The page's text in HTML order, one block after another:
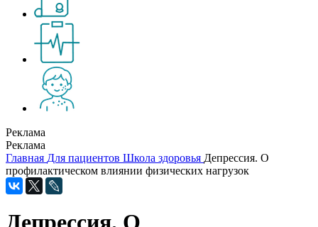
Реклама
Реклама
Главная Для пациентов Школа здоровья Депрессия. О
профилактическом влиянии физических нагрузок